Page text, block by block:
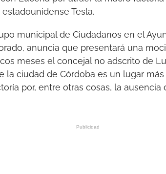
Tesla.
municipal de Ciudadanos en el
anuncia que presentará una
meses el concejal no adscrito de
la ciudad de Córdoba es un lugar
por, entre otras cosas, la ausencia